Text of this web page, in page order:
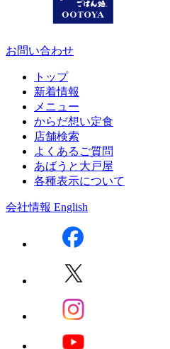
お問い合わせ
トップ
新着情報
メニュー
からだ想い定食
店舗検索
よくあるご質問
あばうと大戸屋
各種表示について
会社情報 English